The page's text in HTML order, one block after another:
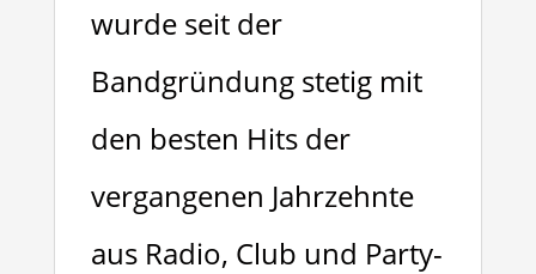
wurde seit der
Bandgründung stetig mit
den besten Hits der
vergangenen Jahrzehnte
aus Radio, Club und Party-